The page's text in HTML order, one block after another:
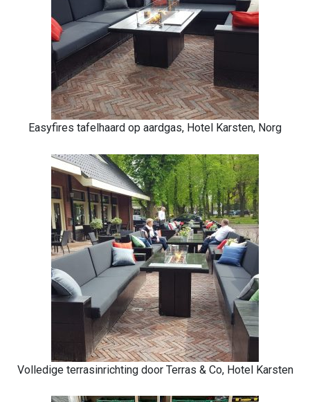
Easyfires tafelhaard op aardgas, Hotel Karsten, Norg
Volledige terrasinrichting door Terras & Co, Hotel Karsten